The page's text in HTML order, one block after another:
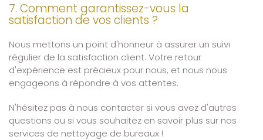
7. Comment garantissez-vous la
satisfaction de vos clients ?
Nous mettons un point d'honneur à assurer un suivi
régulier de la satisfaction client. Votre retour
d'expérience est précieux pour nous, et nous nous
engageons à répondre à vos attentes.
N'hésitez pas à nous contacter si vous avez d'autres
questions ou si vous souhaitez en savoir plus sur nos
services de nettoyage de bureaux !